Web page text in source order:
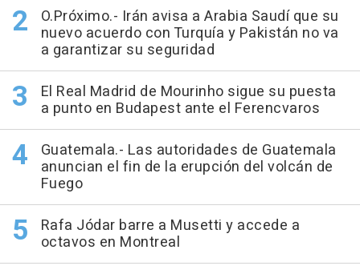
O.Próximo.- Irán avisa a Arabia Saudí que su
nuevo acuerdo con Turquía y Pakistán no va
a garantizar su seguridad
El Real Madrid de Mourinho sigue su puesta
a punto en Budapest ante el Ferencvaros
Guatemala.- Las autoridades de Guatemala
anuncian el fin de la erupción del volcán de
Fuego
Rafa Jódar barre a Musetti y accede a
octavos en Montreal